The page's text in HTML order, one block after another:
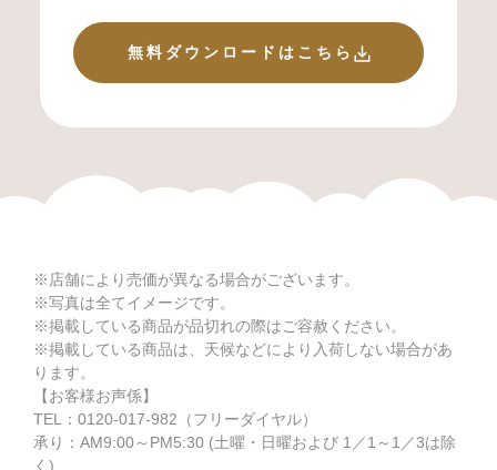
無料ダウンロードはこちら
※店舗により売価が異なる場合がございます。
※写真は全てイメージです。
※掲載している商品が品切れの際はご容赦ください。
※掲載している商品は、天候などにより入荷しない場合があ
ります。
【お客様お声係】
TEL： 0120-017-982 （フリーダイヤル）
承り：AM9:00～PM5:30 (土曜・日曜および 1／1～1／3は除
く)